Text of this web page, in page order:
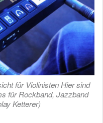
für Violinisten Hier sind
für Rockband, Jazzband
Ketterer)